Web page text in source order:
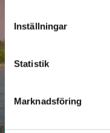
Inställningar
Statistik
Marknadsföring